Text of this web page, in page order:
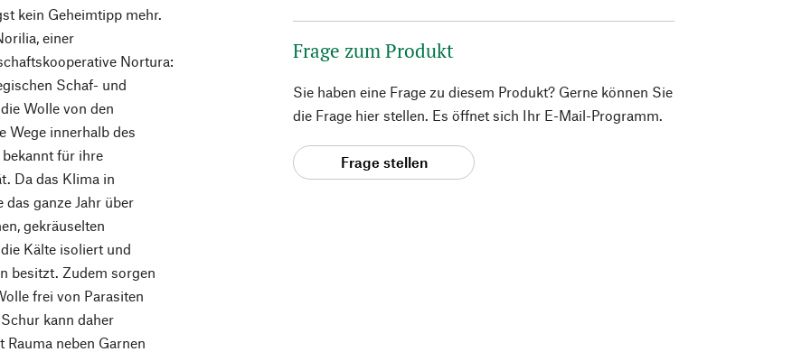
kein Geheimtipp mehr.
einer
Nortura:
Schaf- und
Wolle von den
Wege innerhalb des
für ihre
Da das Klima in
ganze Jahr über
gekräuselten
Kälte isoliert und
besitzt. Zudem sorgen
frei von Parasiten
kann daher
neben Garnen
Frage zum Produkt
Sie haben eine Frage zu diesem Produkt? Gerne können Sie
die Frage hier stellen. Es öffnet sich Ihr E-Mail-Programm.
Frage stellen